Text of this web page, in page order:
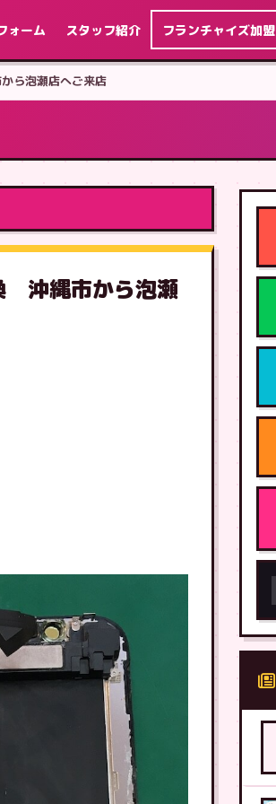
ォーム スタッフ紹介 フランチャイズ加盟
泡瀬店へご来店
縄市から泡瀬